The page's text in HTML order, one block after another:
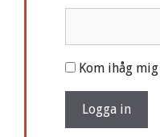
A
l
e
Kom ihåg mig
Logga in